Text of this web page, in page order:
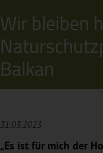
Wir bleiben
Balkan
31.03.2023
„Es ist für mich der